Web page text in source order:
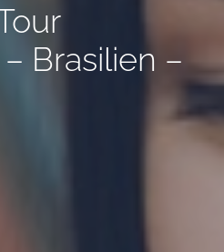
Brasilien –